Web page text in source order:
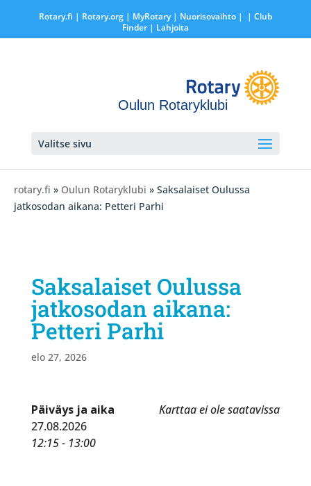
Rotary.fi | Rotary.org| MyRotary | Nuorisovaihto|
| Club
Finder| Lahjoita
Oulun Rotaryklubi
Valitse sivu
rotary.fi » Oulun Rotaryklubi » Saksalaiset Oulussa
jatkosodan aikana: Petteri Parhi
Saksalaiset Oulussa
jatkosodan aikana:
Petteri Parhi
elo 27, 2026
Karttaa ei ole saatavissa
Päiväys ja aika
27.08.2026
12:15 - 13:00